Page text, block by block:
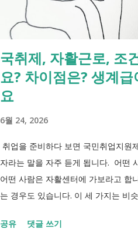
입니다. 부모와 함께 살아도 장애인
복지부 업무계획이 발표된 뒤 많은
살면 장애인연금을 받을 수 없나요
요?" 결론부터 말씀드리면 부모와 함
금을 받을 수 없는 것은 아닙니다. 많
'중증장애인 생계급여 부양의무자 기
연금 생계급여 목적 장애로 인한 ...
국취제, 자활근로, 조
요? 차이점은? 생계
요
6월 24, 2026
취업을 준비하다 보면 국민취업지원
자라는 말을 자주 듣게 됩니다. 어떤
어떤 사람은 자활센터에 가보라고 합
는 경우도 있습니다. 이 세 가지는 비
것조차 포기하고 싶어집니다. 그래서
공유 댓글 쓰기